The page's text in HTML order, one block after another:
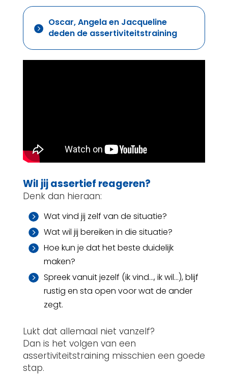
 Oscar, Angela en Jacqueline
deden de assertiviteitstraining
Wil jij assertief reageren?
Denk dan hieraan:
 Wat vind jij zelf van de situatie?
 Wat wil jij bereiken in die situatie?
 Hoe kun je dat het beste duidelijk
maken?
 Spreek vanuit jezelf (ik vind…, ik wil…), blijf
rustig en sta open voor wat de ander
zegt.
Lukt dat allemaal niet vanzelf?
Dan is het volgen van een
assertiviteitstraining misschien een goede
stap.